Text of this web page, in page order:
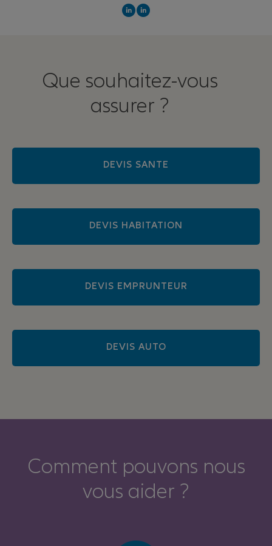
Que souhaitez-vous
assurer ?
DEVIS SANTE
DEVIS HABITATION
DEVIS EMPRUNTEUR
DEVIS AUTO
Comment pouvons nous
vous aider ?